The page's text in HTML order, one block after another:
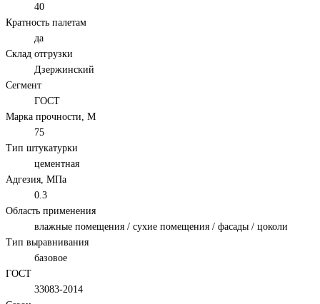
40
Кратность палетам
да
Склад отгрузки
Дзержинский
Сегмент
ГОСТ
Марка прочности, М
75
Тип штукатурки
цементная
Адгезия, МПа
0.3
Область применения
влажные помещения / сухие помещения / фасады / цоколи
Тип выравнивания
базовое
ГОСТ
33083-2014